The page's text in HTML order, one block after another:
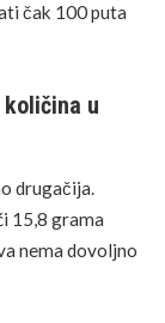
čak 100 puta
u
drugačija.
15,8 grama
nema dovoljno